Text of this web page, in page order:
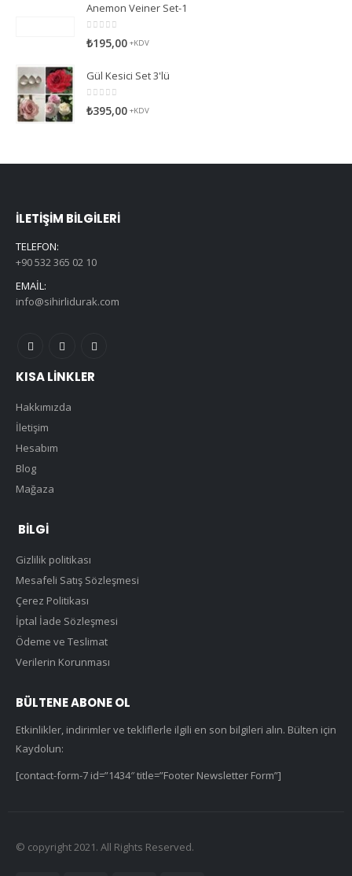
Anemon Veiner Set-1
0 5 üzerinden
₺195,00 +KDV
Gül Kesici Set 3'lü
05 üzerinden
₺395,00 +KDV
İLETIŞIM BILGILERI
TELEFON:
+90 532 365 02 10
EMAIL:
info@sihirlidurak.com
KISA LINKLER
Hakkımızda
İletişim
Hesabım
Blog
Mağaza
BILGI
Gizlilik politikası
Mesafeli Satış Sözleşmesi
Çerez Politikası
İptal İade Sözleşmesi
Ödeme ve Teslimat
Verilerin Korunması
BÜLTENE ABONE OL
Etkinlikler, indirimler ve tekliflerle ilgili en son bilgileri alın. Bülten için
Kaydolun:
[contact-form-7 id=”1434″ title=”Footer Newsletter Form”]
© copyright 2021. All Rights Reserved.